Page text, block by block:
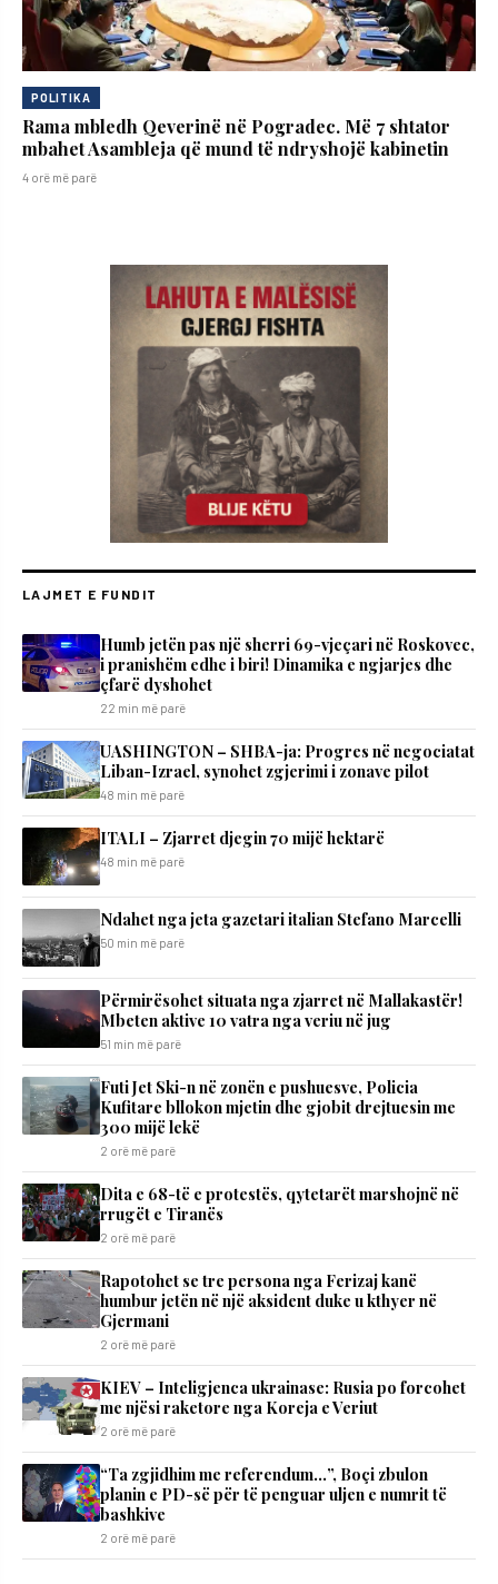
POLITIKA
Rama mbledh Qeverinë në Pogradec. Më 7 shtator
mbahet Asambleja që mund të ndryshojë kabinetin
4 orë më parë
LAJMET E FUNDIT
Humb jetën pas një sherri 69-vjeçari në Roskovec,
i pranishëm edhe i biri! Dinamika e ngjarjes dhe
çfarë dyshohet
22 min më parë
UASHINGTON – SHBA-ja: Progres në negociatat
Liban-Izrael, synohet zgjerimi i zonave pilot
48 min më parë
ITALI – Zjarret djegin 70 mijë hektarë
48 min më parë
Ndahet nga jeta gazetari italian Stefano Marcelli
50 min më parë
Përmirësohet situata nga zjarret në Mallakastër!
Mbeten aktive 10 vatra nga veriu në jug
51 min më parë
Futi Jet Ski-n në zonën e pushuesve, Policia
Kufitare bllokon mjetin dhe gjobit drejtuesin me
300 mijë lekë
2 orë më parë
Dita e 68-të e protestës, qytetarët marshojnë në
rrugët e Tiranës
2 orë më parë
Rapotohet se tre persona nga Ferizaj kanë
humbur jetën në një aksident duke u kthyer në
Gjermani
2 orë më parë
KIEV – Inteligjenca ukrainase: Rusia po forcohet
me njësi raketore nga Koreja e Veriut
2 orë më parë
“Ta zgjidhim me referendum…”, Boçi zbulon
planin e PD-së për të penguar uljen e numrit të
bashkive
2 orë më parë